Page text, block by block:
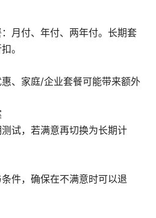
月付、年付、两年付。长期套
。
、家庭/企业套餐可能带来额外
试，若满意再切换为长期计
件，确保在不满意时可以退